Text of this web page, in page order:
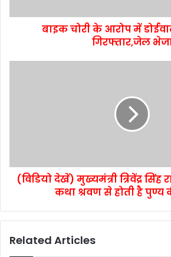
बाइक चोरी के आरोप में
गिरफ्तार,जेल
(विडियो देखें) मुख्यमंत्री त्रिवेंद्र
कथा श्रवण से होती है पुण्य
Related Articles